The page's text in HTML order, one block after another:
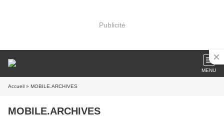
Publicité
MENU
Accueil » MOBILE.ARCHIVES
MOBILE.ARCHIVES